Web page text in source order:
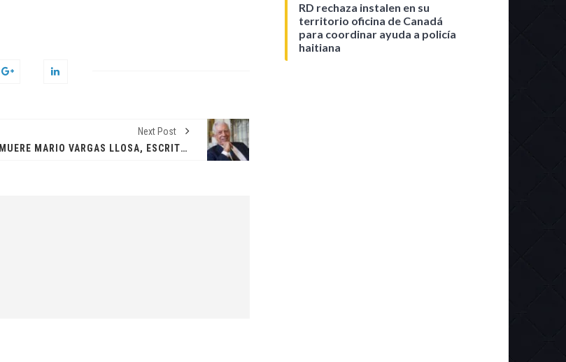
Next Post
MUERE MARIO VARGAS LLOSA, ESCRITOR Y PREMIO NOBEL DE LA LITERATURA
RD rechaza instalen en su
territorio oficina de Canadá
para coordinar ayuda a policía
haitiana